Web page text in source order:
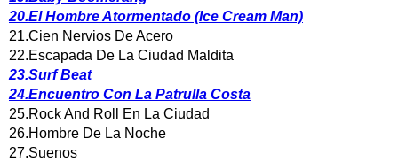
20.El Hombre Atormentado (Ice Cream Man)
21.Cien Nervios De Acero
22.Escapada De La Ciudad Maldita
23.Surf Beat
24.Encuentro Con La Patrulla Costa
25.Rock And Roll En La Ciudad
26.Hombre De La Noche
27.Suenos